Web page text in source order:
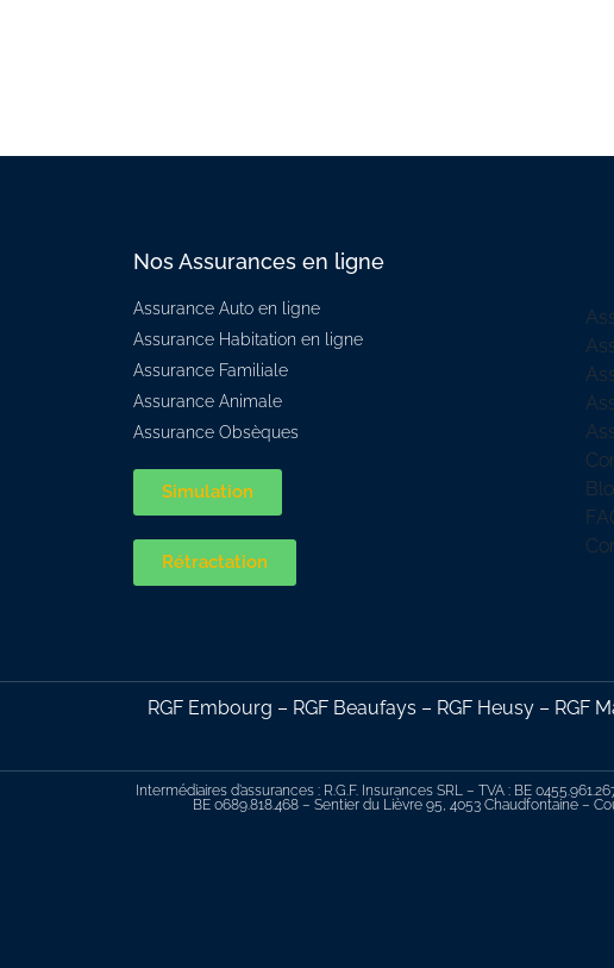
Nos Assurances en ligne
Assurance Auto en ligne
Assurance Habitation en ligne
Assurance Familiale
Assurance Animale
Assurance Obsèques
Simulation
Rétractation
RGF Embourg – RGF Beaufays – RGF Heusy – RGF
Intermédiaires d’assurances : R.G.F. Insurances SRL – TVA : BE
BE 0689.818.468 – Sentier du Lièvre 95, 4053 Chaudfontaine –